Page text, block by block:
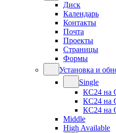
Диск
Календарь
Контакты
Почта
Проекты
Страницы
Формы
Установка и
Single
КС24 на
КС24 на
КС24 на
Middle
High Available